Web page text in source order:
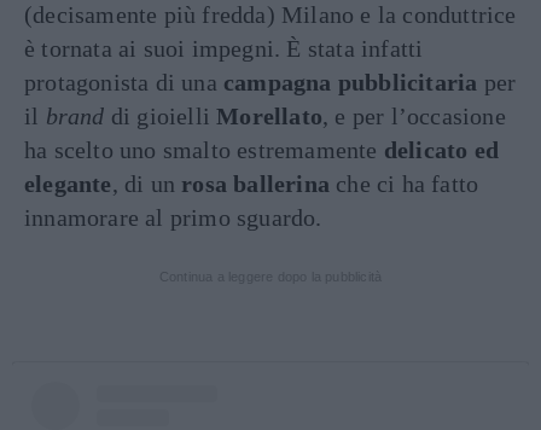
(decisamente più fredda) Milano e la conduttrice
è tornata ai suoi impegni. È stata infatti
protagonista di una campagna pubblicitaria per
il brand di gioielliMorellato, e per l’occasione
ha scelto uno smalto estremamente delicato ed
elegante, di un rosa ballerina che ci ha fatto
innamorare al primo sguardo.